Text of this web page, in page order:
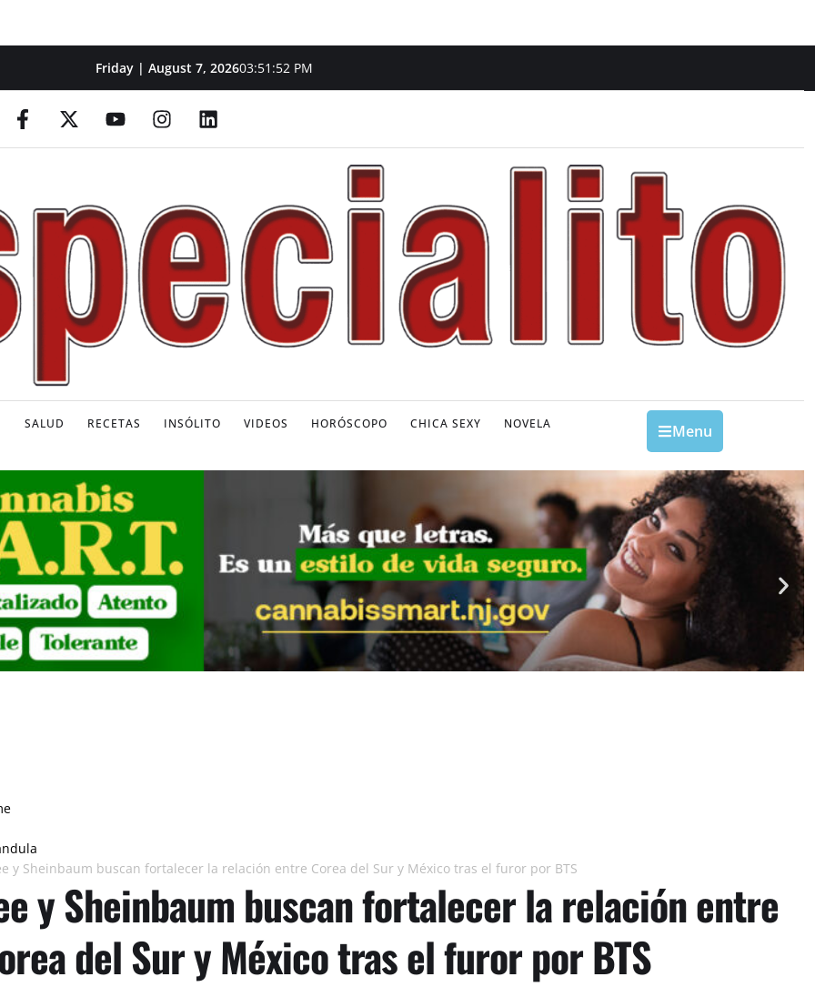
Friday | August 7, 202603:51:54 PM
SALUD RECETAS INSÓLITO VIDEOS HORÓSCOPO CHICA SEXY NOVELA Menu
y Sheinbaum buscan fortalecer la relación entre Corea del Sur y México tras el furor por BTS
y Sheinbaum buscan fortalecer la relación entre
del Sur y México tras el furor por BTS